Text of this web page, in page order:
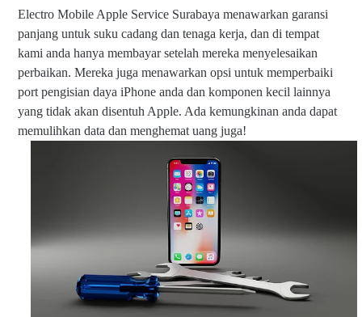
Electro Mobile Apple Service Surabaya menawarkan garansi
panjang untuk suku cadang dan tenaga kerja, dan di tempat
kami anda hanya membayar setelah mereka menyelesaikan
perbaikan. Mereka juga menawarkan opsi untuk memperbaiki
port pengisian daya iPhone anda dan komponen kecil lainnya
yang tidak akan disentuh Apple. Ada kemungkinan anda dapat
memulihkan data dan menghemat uang juga!